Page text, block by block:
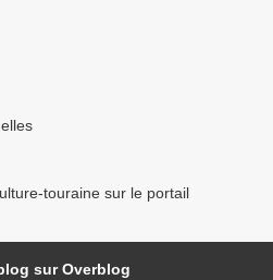
touraine sur le portail
sur Overblog